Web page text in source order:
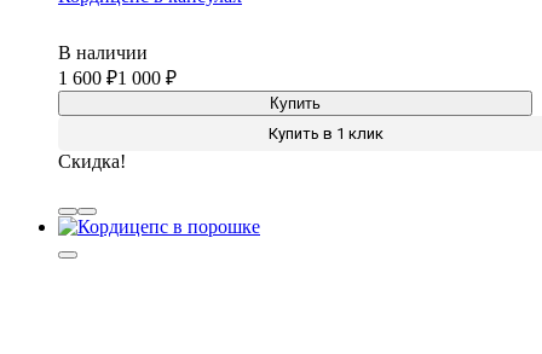
В наличии
1 600
1 000
Купить
Купить в 1 клик
Скидка!